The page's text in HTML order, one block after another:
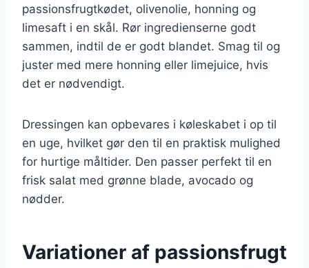
passionsfrugtkødet, olivenolie, honning og
limesaft i en skål. Rør ingredienserne godt
sammen, indtil de er godt blandet. Smag til og
juster med mere honning eller limejuice, hvis
det er nødvendigt.
Dressingen kan opbevares i køleskabet i op til
en uge, hvilket gør den til en praktisk mulighed
for hurtige måltider. Den passer perfekt til en
frisk salat med grønne blade, avocado og
nødder.
Variationer af passionsfrugt